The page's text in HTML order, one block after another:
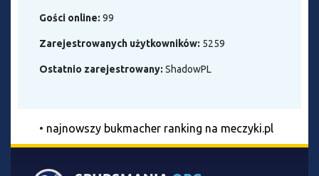
Gości online: 99
Zarejestrowanych użytkowników: 5259
Ostatnio zarejestrowany: ShadowPL
• najnowszy bukmacher ranking na meczyki.pl